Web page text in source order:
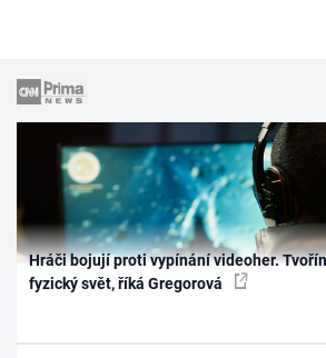
Hráči bojují proti vypínání videoher.
fyzický svět, říká Gregorová